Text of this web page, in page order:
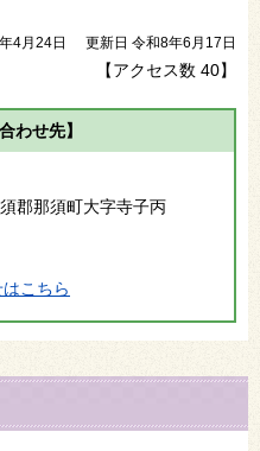
4月24日 更新日 令和8年6月17日
【アクセス数 40】
わせ先】
郡那須町大字寺子丙
こちら